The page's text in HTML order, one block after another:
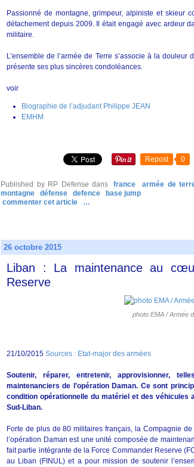
Passionné de montagne, grimpeur, alpiniste et skieur
détachement depuis 2009. Il était engagé avec ardeur
militaire.
L’ensemble de l’armée de Terre s’associe à la
présente ses plus sincères condoléances.
voir
Biographie de l’adjudant Philippe JEAN
EMHM
Repost 0
Published by RP Defense dans france armée de
montagne
défense defence
base jump
commenter cet article
…
26 octobre 2015
Liban : La maintenance au
Reserve
photo EMA / Armée
21/10/2015 Sources : Etat-major des armées
Soutenir, réparer, entretenir, approvisionner,
maintenanciers de l’opération Daman. Ce sont
condition opérationnelle du matériel et des véhicules
Sud-Liban.
Forte de plus de 80 militaires français, la Compagnie
l’opération Daman est une unité composée de
fait partie intégrante de la Force Commander Reserve
au Liban (FINUL) et a pour mission de soutenir